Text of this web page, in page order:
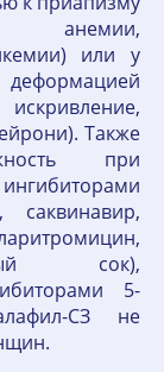
анемии,
или у
Также
при
саквинавир,
сок),
5-
СЗ не